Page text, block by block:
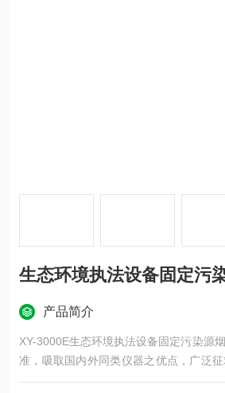
生态环境执法设备固定污
产品简介
XY-3000E生态环境执法设备固定污染源
准，吸取国内外同类仪器之优点，广泛征
见，由我公司研发人员精心研制的新一